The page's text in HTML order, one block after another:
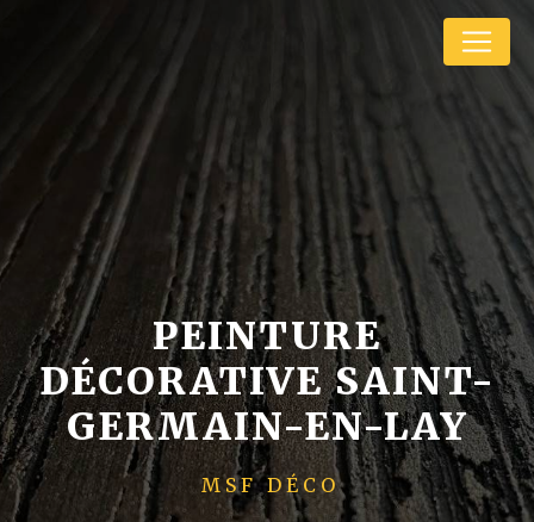
PEINTURE
DÉCORATIVE SAINT-
GERMAIN-EN-LAY
MSF DÉCO